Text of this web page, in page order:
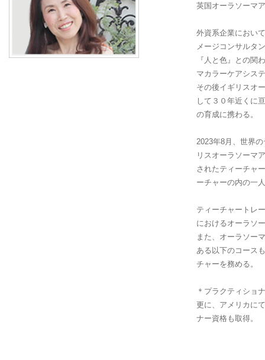
英国オーラソーマ
外資系企業におい
メージコンサルタ
『人と色』との関
マカラーケアシス
その後イギリスオ
して３０年近くに
の育成に携わる。
2023年8月、世界
リスオーラソーマ
されたティーチャ
ーチャーの内の一
ティーチャートレ
におけるオーラソ
また、オーラソー
ある以下のコース
チャーを務める。
＊プラクティショ
更に、アメリカに
ナー資格も取得。